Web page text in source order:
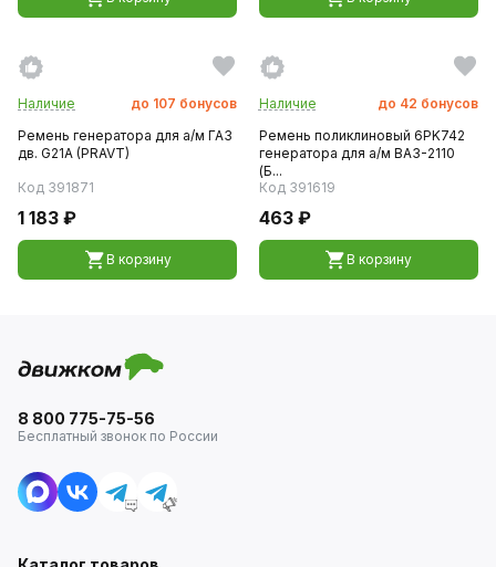
Наличие до 107 бонусов
Ремень генератора для а/м ГАЗ
дв. G21A (PRAVT)
Код 391871
1 183 ₽
В корзину
Наличие до 42 бонусов
Ремень поликлиновый 6PK742
генератора для а/м ВАЗ-2110
(Б...
Код 391619
463 ₽
В корзину
8 800 775-75-56
Бесплатный звонок по России